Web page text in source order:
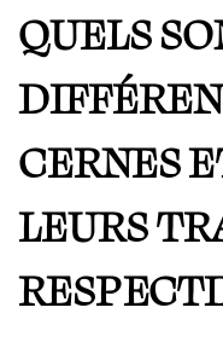
QUELS
CERNES
LEURS